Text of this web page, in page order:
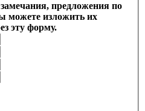
предложения по
можете изложить их
эту форму.